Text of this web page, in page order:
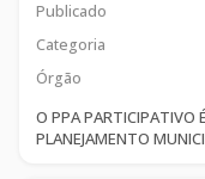
Publicado
Categoria
Órgão
O PPA PARTICIPATIVO
PLANEJAMENTO